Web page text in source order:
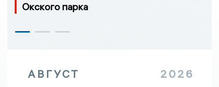
Окского парка
АВГУСТ 2026